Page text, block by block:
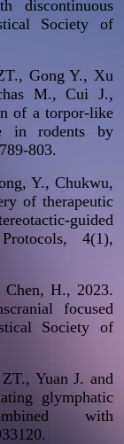
discontinuous
Society of
Gong Y., Xu
M., Cui J.,
of a torpor-like
in rodents by
803.
Y., Chukwu,
of therapeutic
guided
, 4(1),
H., 2023.
focused
Society of
Yuan J. and
glymphatic
with